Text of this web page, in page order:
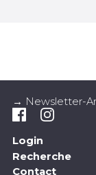
→ Newsletter-
Login
Recherche
Contact